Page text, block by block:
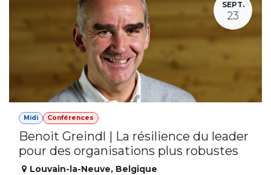
SEPT.
23
Midi Conférences
Benoit Greindl | La résilience du leader
pour des organisations plus robustes
Louvain-la-Neuve, Belgique